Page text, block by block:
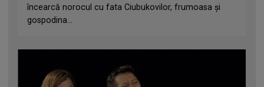
încearcă norocul cu fata Ciubukovilor, frumoasa şi
gospodina...